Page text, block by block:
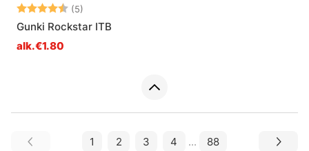
Arvio: (5)
Gunki Rockstar ITB
alk.€1.80
1 2 3 4 ... 88